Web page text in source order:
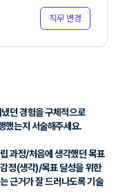
직무 변경
던 경험을 구체적으로
했는지 서술해주세요.
과정/처음에 생각했던 목표
정(생각)/목표 달성을 위한
근거가 잘 드러나도록 기술